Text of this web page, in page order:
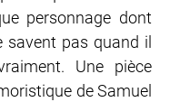
personnage dont
pas quand il
Une pièce
de Samuel